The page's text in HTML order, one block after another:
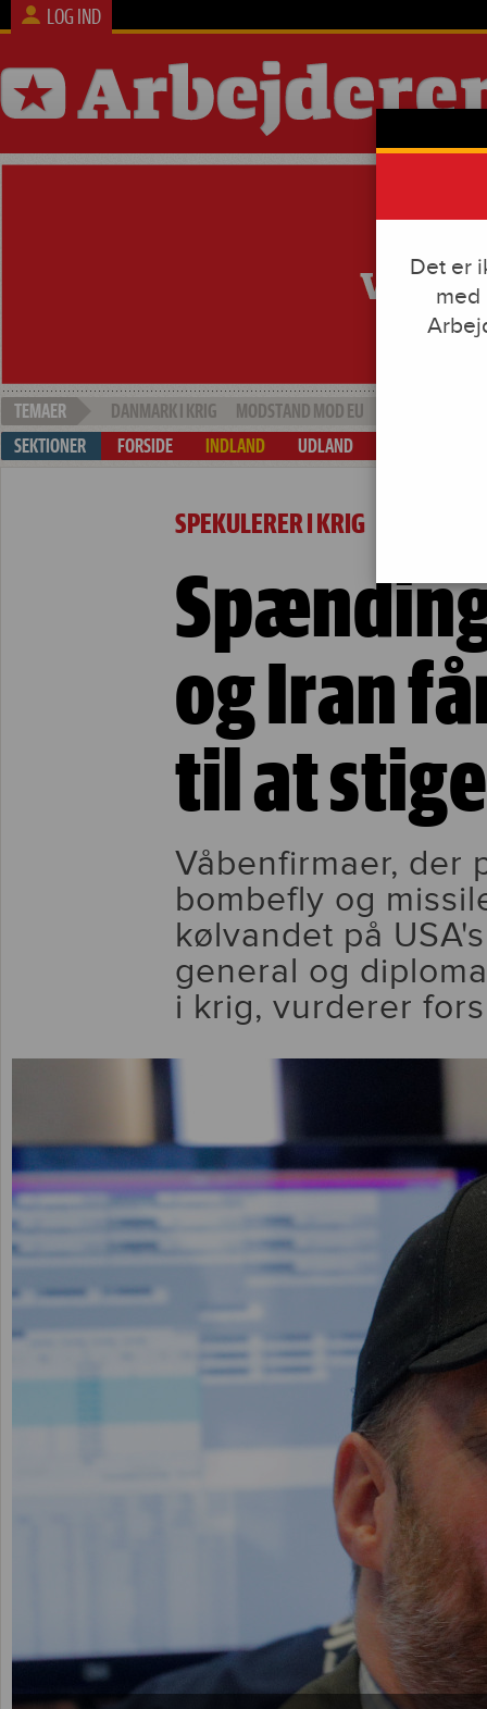
LOG IND
DANMARK I KRIG MODSTAND MOD EU
FORSIDE
INDLAND UDLAND
SPEKULERER I KRIG
og Iran
til at stige
Våbenfirmaer, der
bombefly og
kølvandet på
general og
i krig, vurderer
Det er